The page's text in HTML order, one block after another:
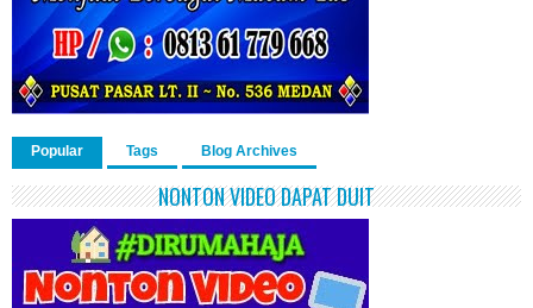
Popular Tags Blog Archives
NONTON VIDEO DAPAT DUIT